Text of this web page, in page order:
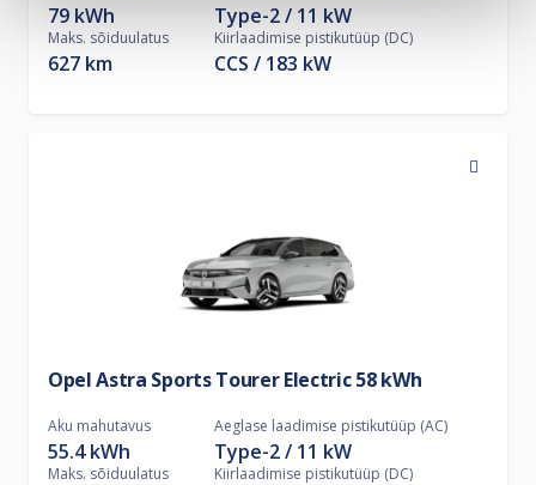
79 kWh
Maks. sõiduulatus
627 km
Type-2 11 kW
Kiirlaadimise pistikutüüp (DC)
CCS 183 kW
Opel Astra Sports Tourer Electric 58 kWh
Aku mahutavus
55.4 kWh
Maks. sõiduulatus
Aeglase laadimise pistikutüüp (AC)
Type-2 11 kW
Kiirlaadimise pistikutüüp (DC)